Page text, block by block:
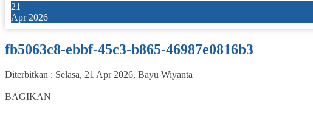
21
Apr 2026
fb5063c8-ebbf-45c3-b865-46987e0816b3
Diterbitkan : Selasa, 21 Apr 2026, Bayu Wiyanta
BAGIKAN